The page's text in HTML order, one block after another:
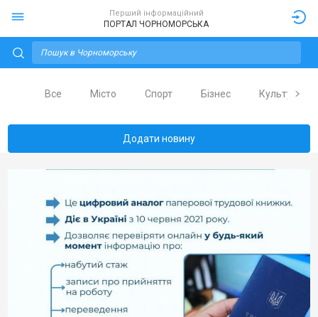
Перший інформаційний
ПОРТАЛ ЧОРНОМОРСЬКА
Все Місто Спорт Бізнес Культура
Додати новину